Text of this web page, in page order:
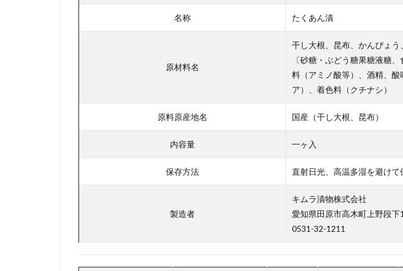
名称 たくあん漬
原材料名
干し大根、昆布、かんぴょ
〔砂糖・ぶどう糖果糖液糖
料（アミノ酸等）、酒精、
ア）、着色料（クチナシ）
原料原産地名 国産（干し大根、昆布）
内容量 一ヶ入
保存方法 直射日光、高温多湿を避けて
製造者
キムラ漬物株式会社
愛知県田原市高木町上野段下
0531-32-1211